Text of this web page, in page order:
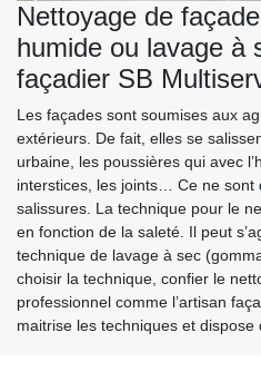
Nettoyage de
humide ou lavage à
façadier SB
Les façades sont soumises aux
extérieurs. De fait, elles se
urbaine, les poussières qui avec
interstices, les joints… Ce ne sont
salissures. La technique pour le
en fonction de la saleté. Il peut
technique de lavage à sec
choisir la technique, confier le
professionnel comme l’artisan
maitrise les techniques et dispose